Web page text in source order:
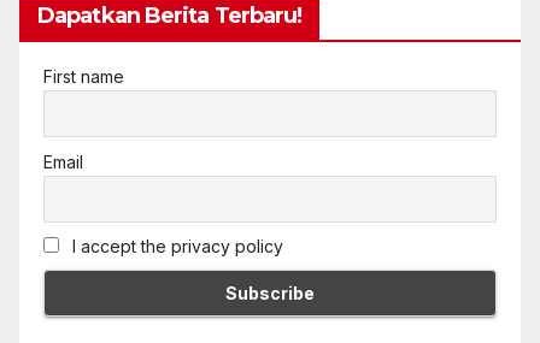
Dapatkan Berita Terbaru!
First name
Email
I accept the privacy policy